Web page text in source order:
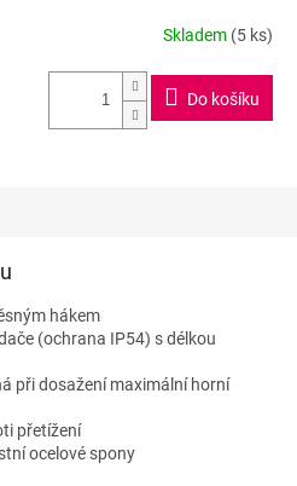
Skladem (5 ks)
Do košíku
hákem
(ochrana IP54) s délkou
při dosažení maximální horní
přetížení
ocelové spony